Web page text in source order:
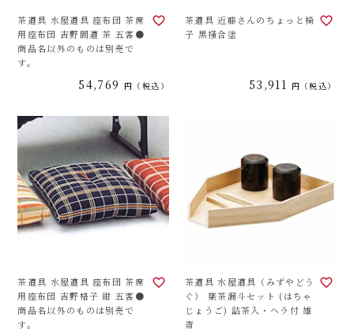
茶道具 水屋道具 座布団 茶席
用座布団 吉野間道 茶 五客●
商品名以外のものは別売で
す。
54,769 税込
茶道具 近藤さんのちょっと椅
子 黒掻合塗
53,911 税込
茶道具 水屋道具 座布団 茶席
用座布団 吉野格子 紺 五客●
商品名以外のものは別売で
す。
茶道具 水屋道具（みずやどう
ぐ） 葉茶漏斗セット (はちゃ
じょうご) 詰茶入・ヘラ付 雄
斎